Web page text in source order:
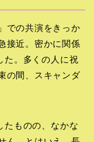
での共演をきっか
接近。密かに関係
た。多くの人に祝
の間、スキャンダ
たものの、なかな